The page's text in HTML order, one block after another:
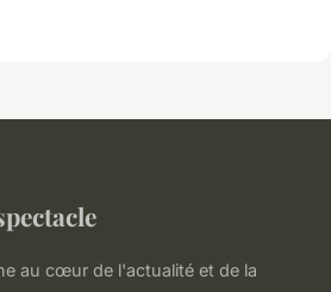
au cœur de l'actualité et de la